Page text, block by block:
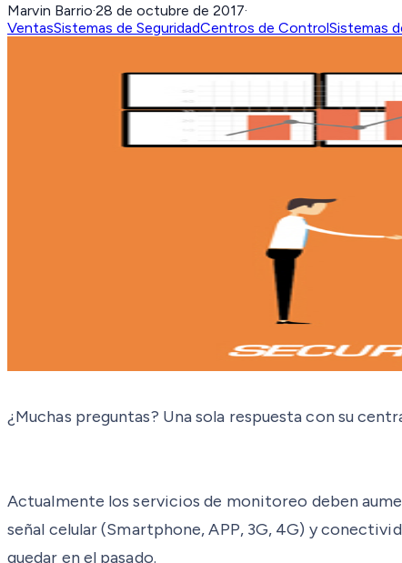
Marvin Barrio·28 de octubre de 2017·
VentasSistemas de SeguridadCentros de ControlSistemas
¿Muchas preguntas? Una sola respuesta con su
Actualmente los servicios de monitoreo deben
señal celular (Smartphone, APP, 3G, 4G) y
quedar en el pasado.